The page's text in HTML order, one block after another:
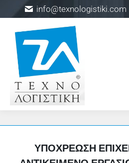
info@texnologistiki.com
ΥΠΟΧΡΈΩΣΗ